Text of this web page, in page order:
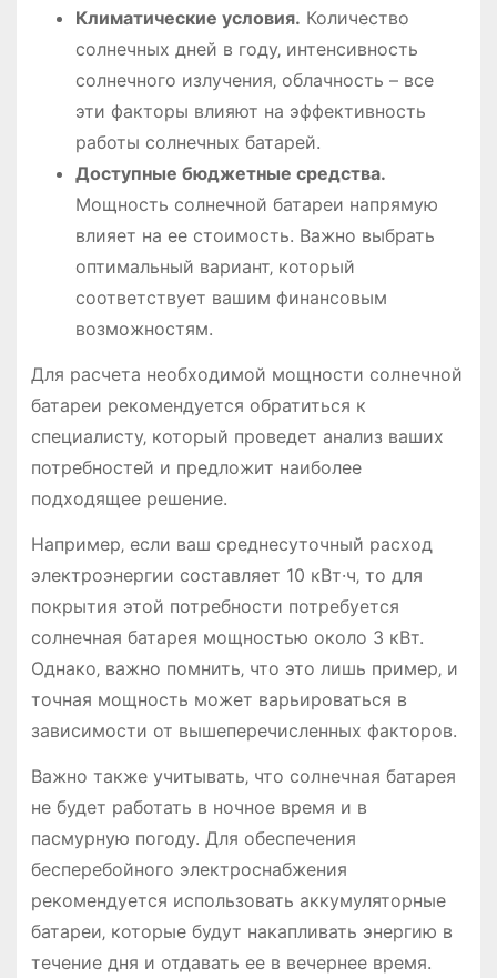
Климатические условия. Количество
солнечных дней в году‚ интенсивность
солнечного излучения‚ облачность – все
эти факторы влияют на эффективность
работы солнечных батарей.
Доступные бюджетные средства.
Мощность солнечной батареи напрямую
влияет на ее стоимость. Важно выбрать
оптимальный вариант‚ который
соответствует вашим финансовым
возможностям.
Для расчета необходимой мощности солнечной
батареи рекомендуется обратиться к
специалисту‚ который проведет анализ ваших
потребностей и предложит наиболее
подходящее решение.
Например‚ если ваш среднесуточный расход
электроэнергии составляет 10 кВт·ч‚ то для
покрытия этой потребности потребуется
солнечная батарея мощностью около 3 кВт.
Однако‚ важно помнить‚ что это лишь пример‚ и
точная мощность может варьироваться в
зависимости от вышеперечисленных факторов.
Важно также учитывать‚ что солнечная батарея
не будет работать в ночное время и в
пасмурную погоду. Для обеспечения
бесперебойного электроснабжения
рекомендуется использовать аккумуляторные
батареи‚ которые будут накапливать энергию в
течение дня и отдавать ее в вечернее время.